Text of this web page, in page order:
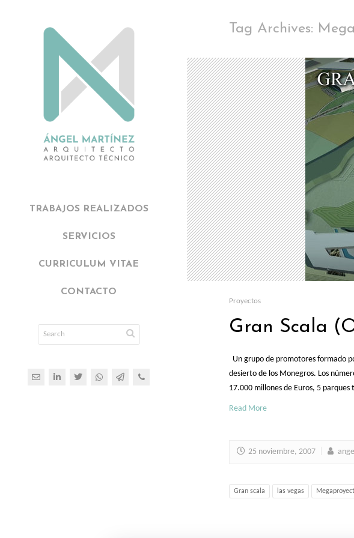
TRABAJOS REALIZADOS
SERVICIOS
CURRICULUM VITAE
CONTACTO
Tag Archives:
Proyectos
Gran Scala
Un grupo de promotores formado
desierto de los Monegros. Los
17.000 millones de Euros, 5
Read More
25 noviembre, 2007
Gran scala las vegas